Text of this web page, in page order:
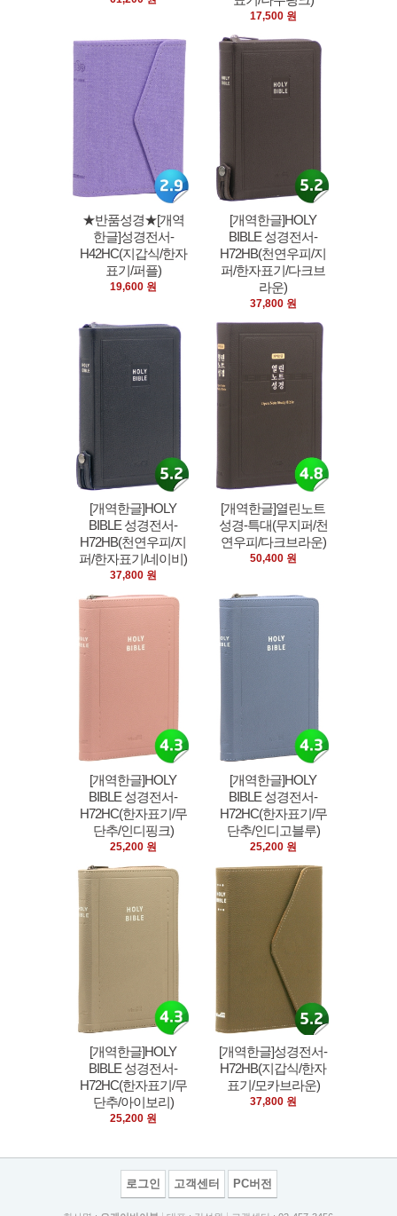
17,500 원
★반품성경★[개역
한글]성경전서-
H42HC(지갑식/한자
표기/퍼플)
19,600 원
[개역한글]HOLY
BIBLE 성경전서-
H72HB(천연우피/지
퍼/한자표기/다크브
라운)
37,800 원
[개역한글]HOLY
BIBLE 성경전서-
H72HB(천연우피/지
퍼/한자표기/네이비)
37,800 원
[개역한글]열린노트
성경-특대(무지퍼/천
연우피/다크브라운)
50,400 원
[개역한글]HOLY
BIBLE 성경전서-
H72HC(한자표기/무
단추/인디핑크)
25,200 원
[개역한글]HOLY
BIBLE 성경전서-
H72HC(한자표기/무
단추/인디고블루)
25,200 원
[개역한글]HOLY
BIBLE 성경전서-
H72HC(한자표기/무
단추/아이보리)
25,200 원
[개역한글]성경전서-
H72HB(지갑식/한자
표기/모카브라운)
37,800 원
로그인 고객센터 PC버전